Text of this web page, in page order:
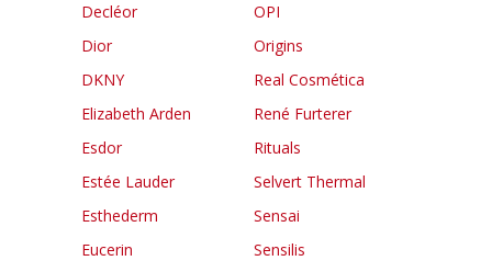
Decléor
Dior
DKNY
Elizabeth Arden
Esdor
Estée Lauder
Esthederm
Eucerin
OPI
Origins
Real Cosmética
René Furterer
Rituals
Selvert Thermal
Sensai
Sensilis